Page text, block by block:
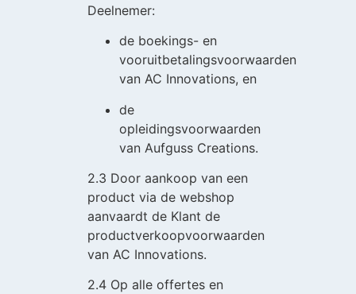
Deelnemer:
de boekings- en
vooruitbetalingsvoorwaarden
van AC Innovations, en
de
opleidingsvoorwaarden
van Aufguss Creations.
2.3 Door aankoop van een
product via de webshop
aanvaardt de Klant de
productverkoopvoorwaarden
van AC Innovations.
2.4 Op alle offertes en